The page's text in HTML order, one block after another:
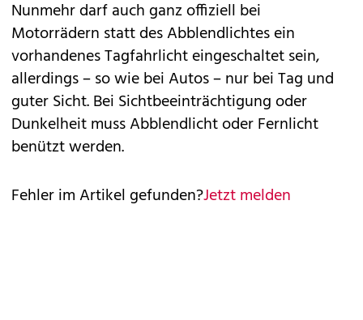
Nunmehr darf auch ganz offiziell bei
Motorrädern statt des Abblendlichtes ein
vorhandenes Tagfahrlicht eingeschaltet sein,
allerdings – so wie bei Autos – nur bei Tag und
guter Sicht. Bei Sichtbeeinträchtigung oder
Dunkelheit muss Abblendlicht oder Fernlicht
benützt werden.
Fehler im Artikel gefunden?Jetzt melden